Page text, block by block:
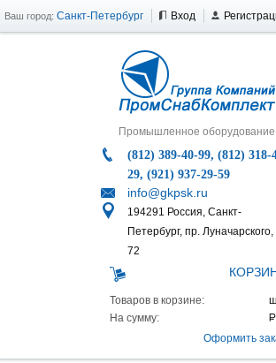
Ваш город: Санкт-Петербург Вход
Промышленное оборудование
(812) 389-40-99, (812) 318-
29, (921) 937-29-59
info@gkpsk.ru
194291 Россия, Санкт-
Петербург, пр. Луначарского,
72
Товаров в корзине:
На сумму:
Оформить